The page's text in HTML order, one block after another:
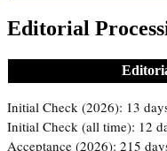
Editorial